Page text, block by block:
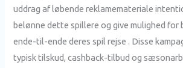
uddrag af løbende reklamemateriale
belønne dette spillere og give mulighed for
ende-til-ende deres spil rejse . Disse
typisk tilskud, cashback-tilbud og